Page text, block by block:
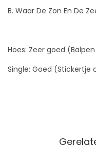
B. Waar De Zon En De
Hoes: Zeer goed
Single: Goed (Stickertje